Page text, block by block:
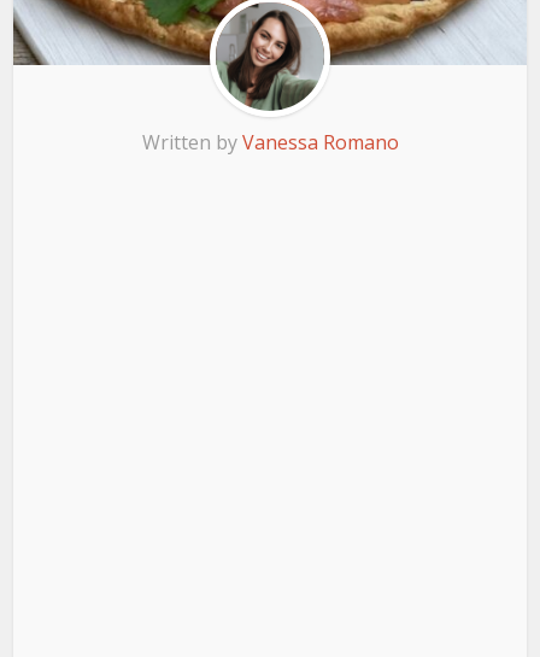
Written byVanessa Romano